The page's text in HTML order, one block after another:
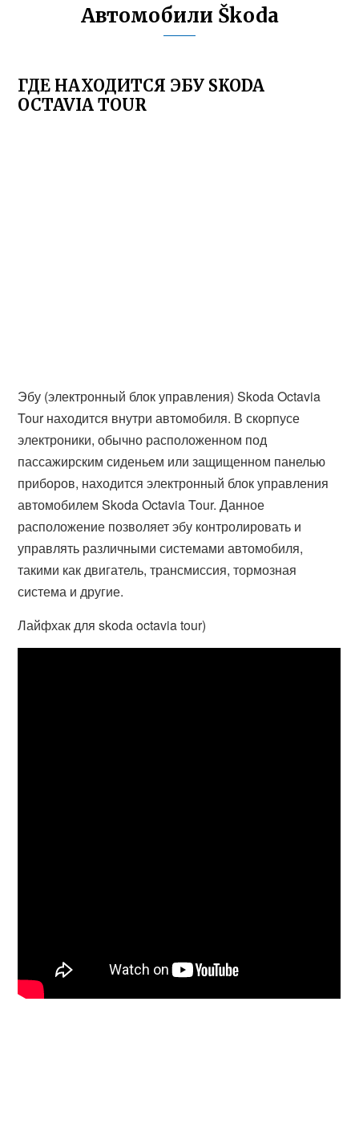
Автомобили Škoda
ГДЕ НАХОДИТСЯ ЭБУ SKODA
OCTAVIA TOUR
Эбу (электронный блок управления) Skoda Octavia
Tour находится внутри автомобиля. В скорпусе
электроники, обычно расположенном под
пассажирским сиденьем или защищенном панелью
приборов, находится электронный блок управления
автомобилем Skoda Octavia Tour. Данное
расположение позволяет эбу контролировать и
управлять различными системами автомобиля,
такими как двигатель, трансмиссия, тормозная
система и другие.
Лайфхак для skoda octavia tour)